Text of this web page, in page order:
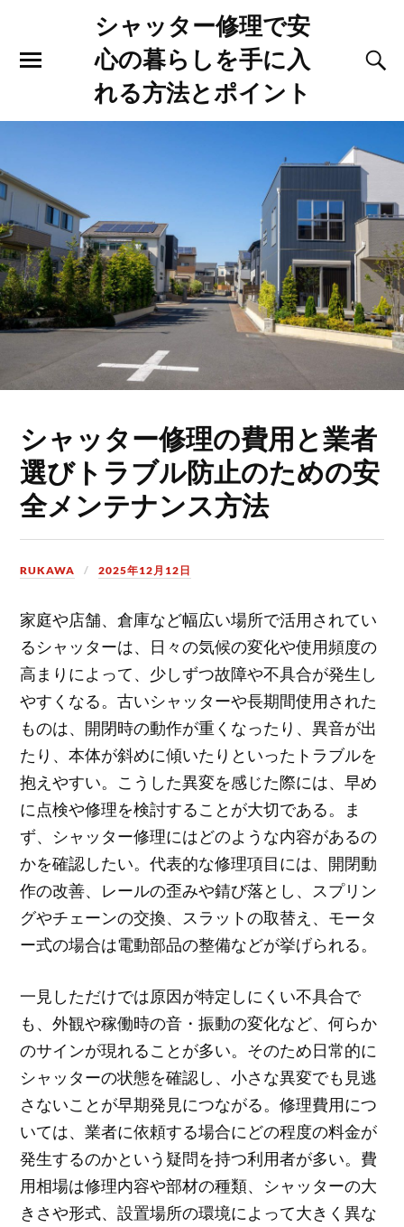
シャッター修理で安
心の暮らしを手に入
れる方法とポイント
シャッター修理の費用と業者
選びトラブル防止のための安
全メンテナンス方法
RUKAWA 2025年12月12日
家庭や店舗、倉庫など幅広い場所で活用されてい
るシャッターは、日々の気候の変化や使用頻度の
高まりによって、少しずつ故障や不具合が発生し
やすくなる。古いシャッターや長期間使用された
ものは、開閉時の動作が重くなったり、異音が出
たり、本体が斜めに傾いたりといったトラブルを
抱えやすい。こうした異変を感じた際には、早め
に点検や修理を検討することが大切である。ま
ず、シャッター修理にはどのような内容があるの
かを確認したい。代表的な修理項目には、開閉動
作の改善、レールの歪みや錆び落とし、スプリン
グやチェーンの交換、スラットの取替え、モータ
ー式の場合は電動部品の整備などが挙げられる。
一見しただけでは原因が特定しにくい不具合で
も、外観や稼働時の音・振動の変化など、何らか
のサインが現れることが多い。そのため日常的に
シャッターの状態を確認し、小さな異変でも見逃
さないことが早期発見につながる。修理費用につ
いては、業者に依頼する場合にどの程度の料金が
発生するのかという疑問を持つ利用者が多い。費
用相場は修理内容や部材の種類、シャッターの大
きさや形式、設置場所の環境によって大きく異な